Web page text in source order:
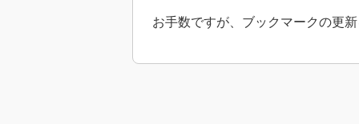
お手数ですが、ブックマークの更